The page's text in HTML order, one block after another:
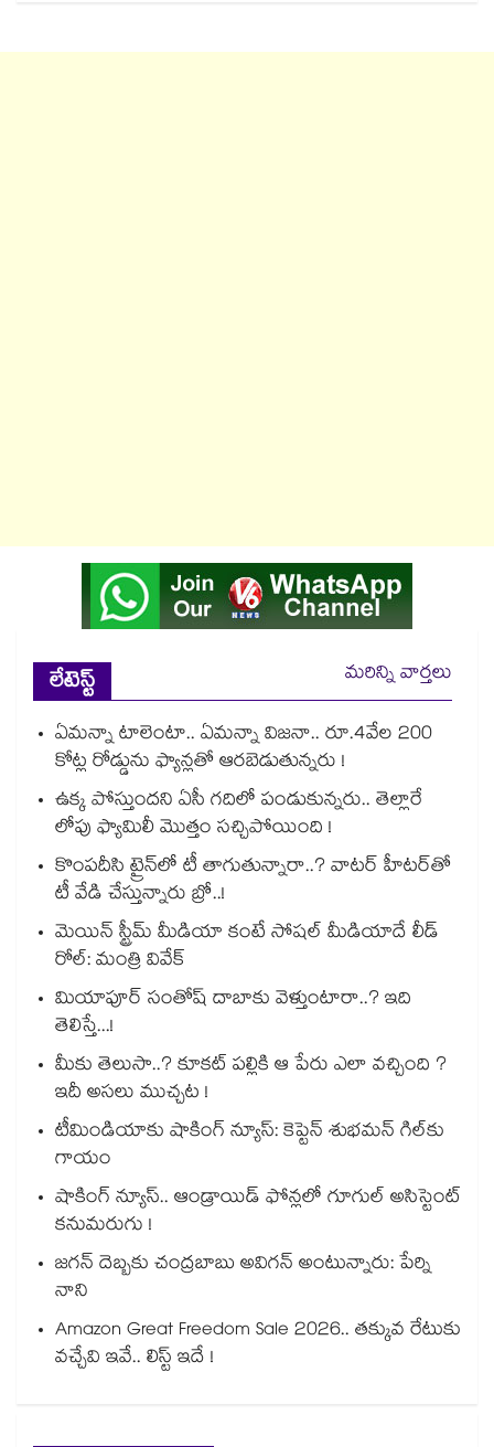
లేటెస్ట్
మరిన్ని వార్తలు
ఏమన్నా టాలెంటా.. ఏమన్నా విజనా.. రూ.4వేల 200
కోట్ల రోడ్డును ఫ్యాన్లతో ఆరబెడుతున్నరు !
ఉక్క పోస్తుందని ఏసీ గదిలో పండుకున్నరు.. తెల్లారే
లోపు ఫ్యామిలీ మొత్తం సచ్చిపోయింది !
కొంపదీసి ట్రైన్⁬లో టీ తాగుతున్నారా..? వాటర్ హీటర్⁭⁭తో
టీ వేడి చేస్తున్నారు బ్రో..!
మెయిన్ స్ట్రీమ్ మీడియా కంటే సోషల్ మీడియాదే లీడ్
రోల్: మంత్రి వివేక్
మియాపూర్ సంతోష్ దాబాకు వెళ్తుంటారా..? ఇది
తెలిస్తే...!
మీకు తెలుసా..? కూకట్ పల్లికి ఆ పేరు ఎలా వచ్చింది ?
ఇదీ అసలు ముచ్చట !
టీమిండియాకు షాకింగ్ న్యూస్: కెప్టెన్ శుభమన్ గిల్‎కు
గాయం
షాకింగ్ న్యూస్.. ఆండ్రాయిడ్ ఫోన్లలో గూగుల్ అసిస్టెంట్
కనుమరుగు !
జగన్ దెబ్బకు చంద్రబాబు అవిగన్ అంటున్నారు: పేర్ని
నాని
Amazon Great Freedom Sale 2026.. తక్కువ రేటుకు
వచ్చేవి ఇవే.. లిస్ట్ ఇదే !